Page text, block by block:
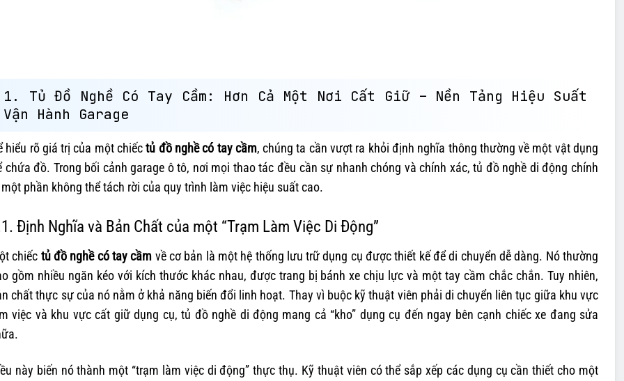
1. Tủ Đồ Nghề Có Tay Cầm: Hơn Cả Một Nơi Cất Giữ – Nền Tảng Hiệu Suất
Vận Hành Garage
hiểu rõ giá trị của một chiếctủ đồ nghề có tay cầm, chúng ta cần vượt ra khỏi định nghĩa thông thường về một vật dụng
chứa đồ. Trong bối cảnh garage ô tô, nơi mọi thao tác đều cần sự nhanh chóng và chính xác, tủ đồ nghề di động chính
phần không thể tách rời của quy trình làm việc hiệu suất cao.
Định Nghĩa và Bản Chất của một “Trạm Làm Việc Di Động”
chiếc tủ đồ nghề có tay cầm về cơ bản là một hệ thống lưu trữ dụng cụ được thiết kế để di chuyển dễ dàng. Nó thường
gồm nhiều ngăn kéo với kích thước khác nhau, được trang bị bánh xe chịu lực và một tay cầm chắc chắn. Tuy nhiên,
chất thực sự của nó nằm ở khả năng biến đổi linh hoạt. Thay vì buộc kỹ thuật viên phải di chuyển liên tục giữa khu vực
việc và khu vực cất giữ dụng cụ, tủ đồ nghề di động mang cả “kho” dụng cụ đến ngay bên cạnh chiếc xe đang sửa
này biến nó thành một “trạm làm việc di động” thực thụ. Kỹ thuật viên có thể sắp xếp các dụng cụ cần thiết cho một